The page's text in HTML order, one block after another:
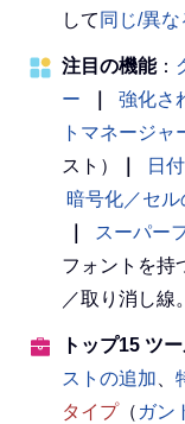
して 同じ/異
注目の機能：
ー
強化さ
トマネージャ
スト）
日
暗号化／セ
スーパー
フォントを持
／取り消し線
トップ15 ツ
ストの追加、
タイプ （ ガン